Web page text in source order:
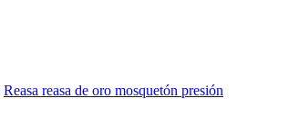
Reasa reasa de oro mosquetón presión